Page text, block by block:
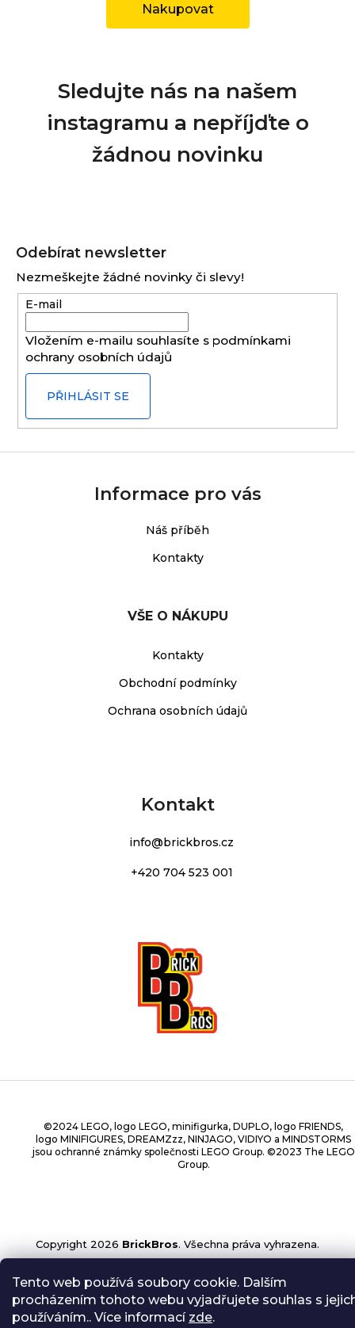
Tento web používá soubory cookie. Dalším
procházením tohoto webu vyjadřujete souhlas s
používáním.. Více informací zde.
Nakupovat
Sledujte nás na našem
instagramu a nepříjďte o
žádnou novinku
Odebírat newsletter
Nezmeškejte žádné novinky či slevy!
E-mail
Vložením e-mailu souhlasíte s podmínkami
ochrany osobních údajů
PŘIHLÁSIT SE
Informace pro vás
Náš příběh
Kontakty
VŠE O NÁKUPU
Kontakty
Obchodní podmínky
Ochrana osobních údajů
Kontakt
info@brickbros.cz
+420 704 523 001
©2024 LEGO, logo LEGO, minifigurka, DUPLO, logo FRIENDS,
logo MINIFIGURES, DREAMZzz, NINJAGO, VIDIYO a MINDSTORMS
jsou ochranné známky společnosti LEGO Group. ©2023 The LEGO
Group.
Copyright 2026 BrickBros. Všechna práva vyhrazena.